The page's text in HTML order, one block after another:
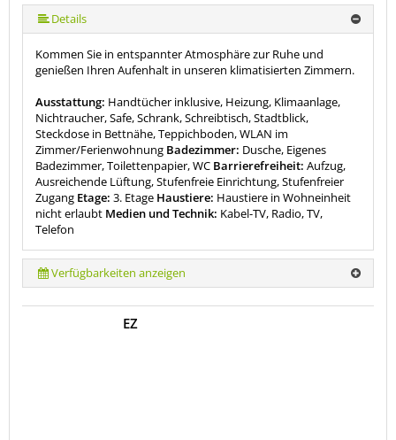
Details
Kommen Sie in entspannter Atmosphäre zur Ruhe und
genießen Ihren Aufenhalt in unseren klimatisierten Zimmern.
Ausstattung: Handtücher inklusive, Heizung, Klimaanlage,
Nichtraucher, Safe, Schrank, Schreibtisch, Stadtblick,
Steckdose in Bettnähe, Teppichboden, WLAN im
Zimmer/Ferienwohnung Badezimmer: Dusche, Eigenes
Badezimmer, Toilettenpapier, WC Barrierefreiheit: Aufzug,
Ausreichende Lüftung, Stufenfreie Einrichtung, Stufenfreier
Zugang Etage: 3. Etage Haustiere: Haustiere in Wohneinheit
nicht erlaubt Medien und Technik: Kabel-TV, Radio, TV,
Telefon
Verfügbarkeiten anzeigen
EZ